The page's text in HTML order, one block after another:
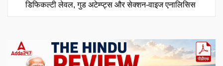
डिफिकल्टी लेवल, गुड अटेम्प्ट्स और सेक्शन-वाइज एनालिसिस